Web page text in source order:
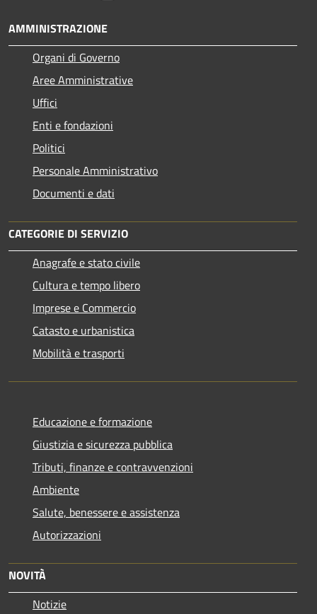
AMMINISTRAZIONE
Organi di Governo
Aree Amministrative
Uffici
Enti e fondazioni
Politici
Personale Amministrativo
Documenti e dati
CATEGORIE DI SERVIZIO
Anagrafe e stato civile
Cultura e tempo libero
Imprese e Commercio
Catasto e urbanistica
Mobilità e trasporti
Educazione e formazione
Giustizia e sicurezza pubblica
Tributi, finanze e contravvenzioni
Ambiente
Salute, benessere e assistenza
Autorizzazioni
NOVITÀ
Notizie